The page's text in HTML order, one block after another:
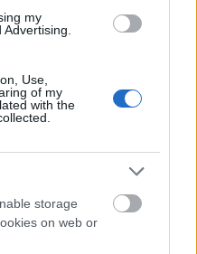
my
Use,
of my
with the
storage
on web or